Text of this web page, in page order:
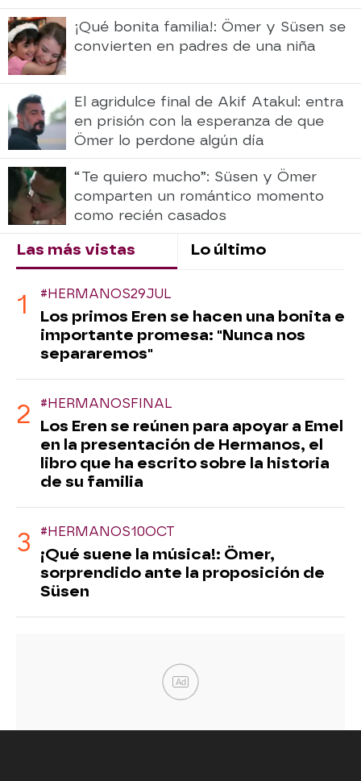
¡Qué bonita familia!: Ömer y Süsen se
convierten en padres de una niña
El agridulce final de Akif Atakul: entra
en prisión con la esperanza de que
Ömer lo perdone algún día
“Te quiero mucho”: Süsen y Ömer
comparten un romántico momento
como recién casados
Las más vistas Lo último
#HERMANOS29JUL
Los primos Eren se hacen una bonita e
importante promesa: "Nunca nos
separaremos"
#HERMANOSFINAL
Los Eren se reúnen para apoyar a Emel
en la presentación de Hermanos, el
libro que ha escrito sobre la historia
de su familia
#HERMANOS10OCT
¡Qué suene la música!: Ömer,
sorprendido ante la proposición de
Süsen
Ad